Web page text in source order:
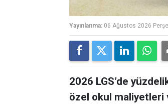
Yayınlanma: 06 Ağustos 2026
2026 LGS’de
özel okul